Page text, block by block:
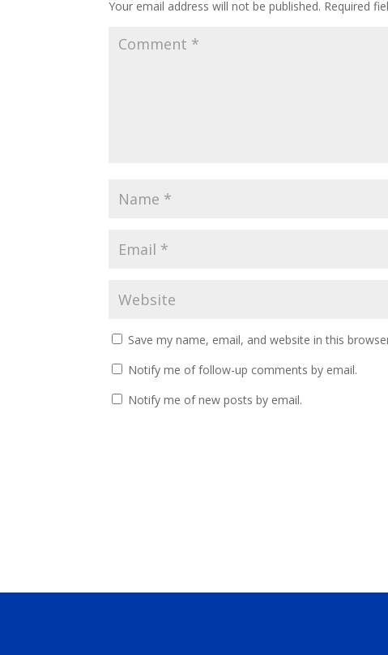
Your email address will not be published. Required
Save my name, email, and website in this
Notify me of follow-up comments by email.
Notify me of new posts by email.